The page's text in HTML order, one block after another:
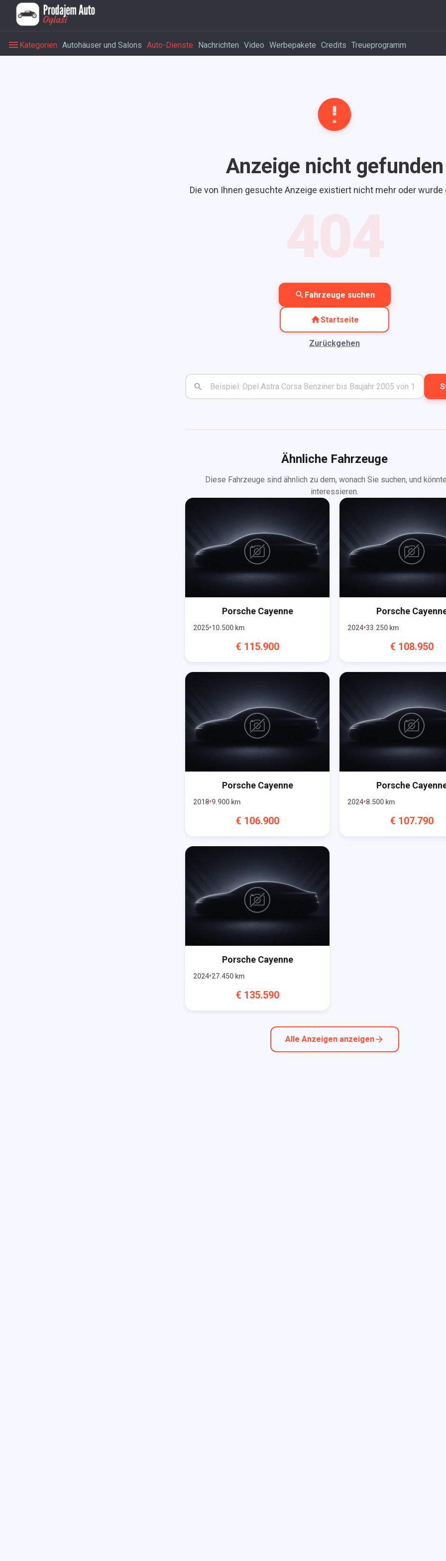
Kategorien Autohäuser und Salons Auto-Dienste Nachrichten Video Werbepakete Credits Treueprogramm
Anzeige nicht gefunden
Die von Ihnen gesuchte Anzeige existiert nicht mehr oder
Fahrzeuge suchen
Startseite
Zurückgehen
Ähnliche Fahrzeuge
Diese Fahrzeuge sind ähnlich zu dem, wonach Sie suchen, und
interessieren.
Porsche Cayenne
2025 10.500 km
€ 115.900
Porsche
2024 33.250 km
€ 108.950
Porsche Cayenne
2018 9.900 km
€ 106.900
Porsche
2024 8.500 km
€ 107.790
Porsche Cayenne
2024 27.450 km
€ 135.590
Alle Anzeigen anzeigen